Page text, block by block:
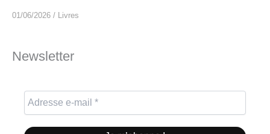
01/06/2026 / Livres
Newsletter